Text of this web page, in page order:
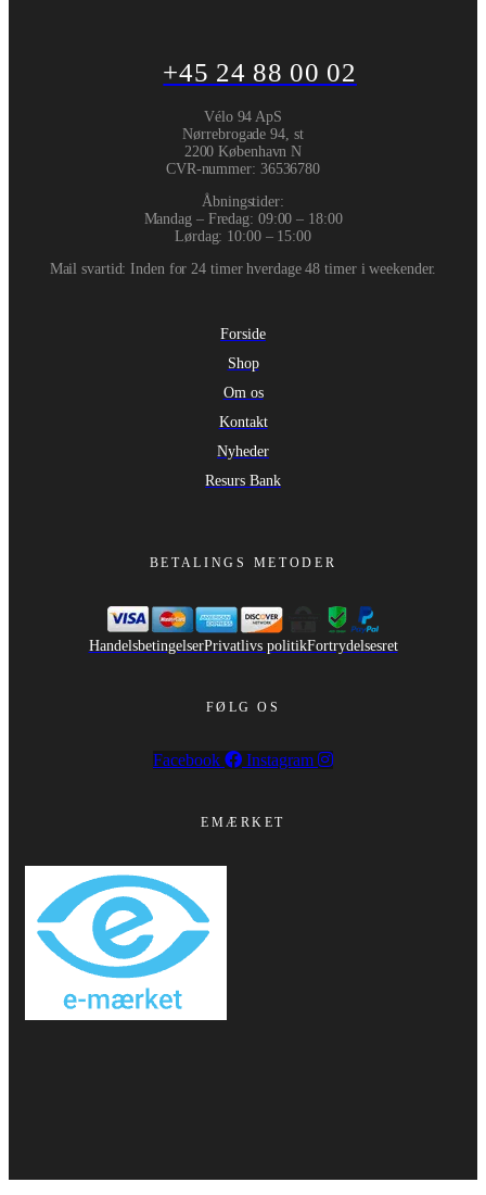
+45 24 88 00 02
Vélo 94 ApS
Nørrebrogade 94, st
2200 København N
CVR-nummer: 36536780
Åbningstider:
Mandag – Fredag: 09:00 – 18:00
Lørdag: 10:00 – 15:00
Mail svartid: Inden for 24 timer hverdage 48 timer i weekender.
Forside
Shop
Om os
Kontakt
Nyheder
Resurs Bank
BETALINGS METODER
HandelsbetingelserPrivatlivs politikFortrydelsesret
FØLG OS
Facebook Instagram
EMÆRKET